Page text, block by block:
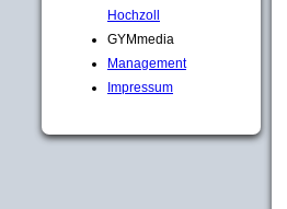
Hochzoll
GYMmedia
Management
Impressum